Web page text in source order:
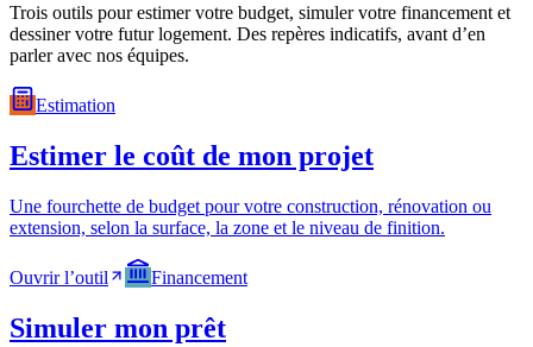
Trois outils pour estimer votre budget, simuler votre financement et
dessiner votre futur logement. Des repères indicatifs, avant d’en
parler avec nos équipes.
Estimation
Estimer le coût de mon projet
Une fourchette de budget pour votre construction, rénovation ou
extension, selon la surface, la zone et le niveau de finition.
Ouvrir l’outil Financement
Simuler mon prêt